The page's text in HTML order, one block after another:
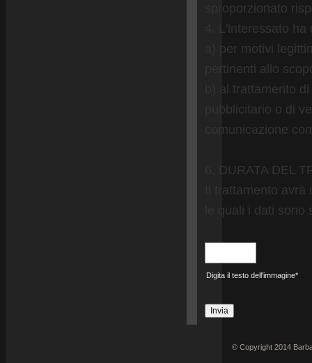
sproporzionato
4. L'interessato
a) per motivi
pertinenti allo
b) al trattamento
pubblicitario o di
comunicazione
6. DURATA DEL
Il trattamento
le quali i dati sono
Digita il testo dell'immagine*
© Copyright 2014